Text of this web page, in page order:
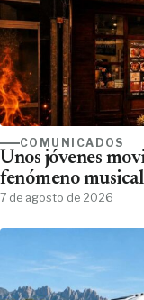
COMUNICADOS
Unos jóvenes
fenómeno
7 de agosto de 2026